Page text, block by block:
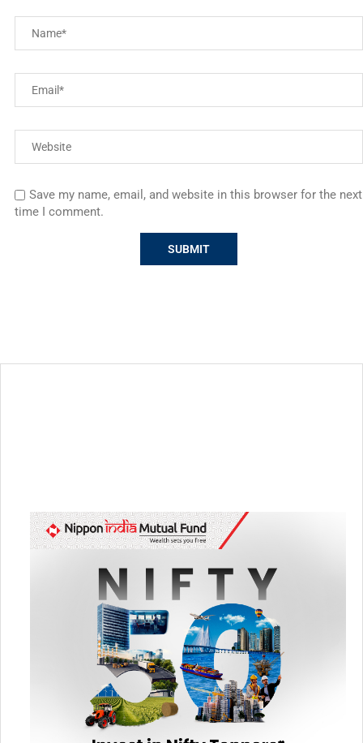
Save my name, email, and website in this browser for the next
time I comment.